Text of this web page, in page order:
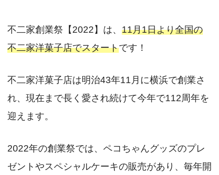
不二家創業祭【2022】は、 11月1日より全国の
不二家洋菓子店でスタートです！
不二家洋菓子店は明治43年11月に横浜で創業さ
れ、現在まで長く愛され続けて今年で112周年を
迎えます。
2022年の創業祭では、ペコちゃんグッズのプレ
ゼントやスペシャルケーキの販売があり、毎年開